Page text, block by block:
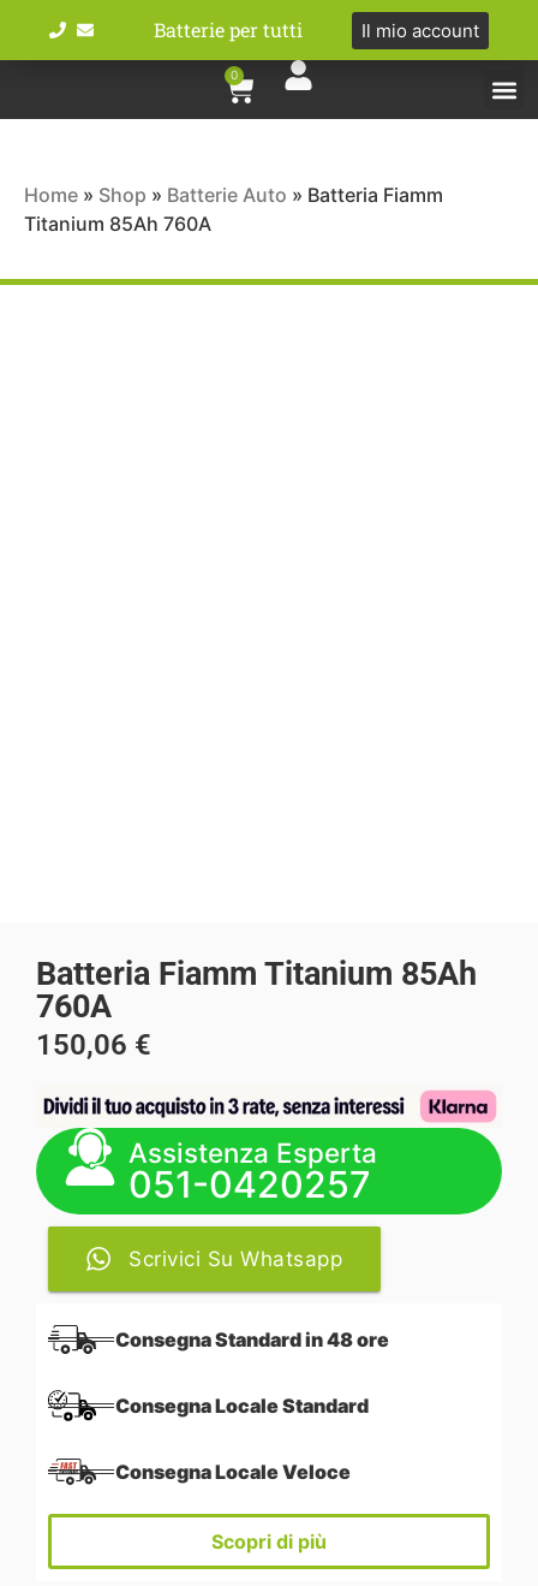
Batterie per tutti Il mio account
0
Home » Shop » Batterie Auto » Batteria Fiamm
Titanium 85Ah 760A
Batteria Fiamm Titanium 85Ah
760A
150,06 €
Assistenza Esperta
051-0420257
Scrivici Su Whatsapp
Consegna Standard in 48 ore
Consegna Locale Standard
Consegna Locale Veloce
Scopri di più